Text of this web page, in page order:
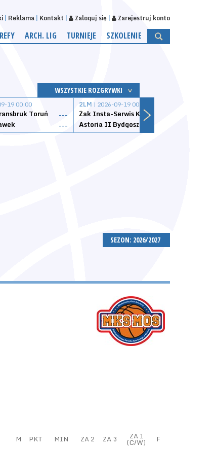
Reklama Kontakt Zaloguj się Zarejestruj konto
ARCH. LIG TURNIEJE SZKOLENIE
WSZYSTKIE ROZGRYWKI
19 00:00
Toruń
---
---
2LM | 2026-09-19 00:00
Żak Insta-Serwis Koszalin
Astoria II Bydgoszcz
SEZON: 2026/2027
M PKT MIN ZA 2 ZA 3 ZA 1
(C/W) F